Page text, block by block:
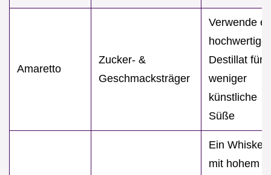
Amaretto
Zucker- &
Geschmacksträger
Verwende
Destillat für
weniger
künstliche
Süße
Ein Whiskey
mit hohem